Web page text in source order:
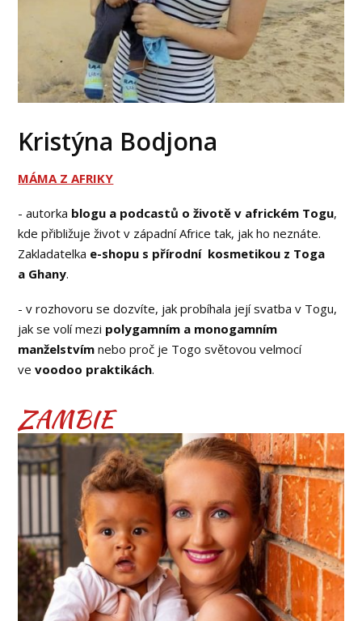
Kristýna Bodjona
MÁMA Z AFRIKY
- autorka blogu a podcastů o životě v africkém Togu,
kde přibližuje život v západní Africe tak, jak ho neznáte.
Zakladatelka e-shopu s přírodní kosmetikou z Toga
a Ghany.
- v rozhovoru se dozvíte, jak probíhala její svatba v Togu,
jak se volí mezi polygamním a monogamním
manželstvím nebo proč je Togo světovou velmocí
vevoodoo praktikách.
ZAMBIE